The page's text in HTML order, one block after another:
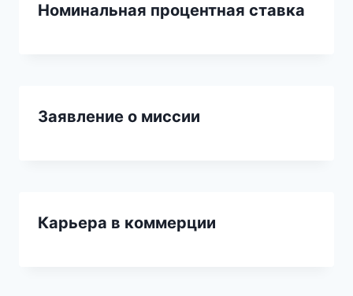
Номинальная процентная ставка
Заявление о миссии
Карьера в коммерции